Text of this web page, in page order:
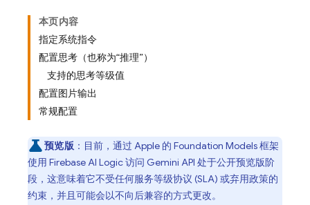
本页内容
指定系统指令
配置思考（也称为“推理”）
支持的思考等级值
配置图片输出
常规配置
预览版 ：目前，通过 Apple 的 Foundation Models 框架
使用 Firebase AI Logic访问 Gemini API 处于公开预览版阶
段，这意味着它不受任何服务等级协议 (SLA) 或弃用政策的
约束，并且可能会以不向后兼容的方式更改。